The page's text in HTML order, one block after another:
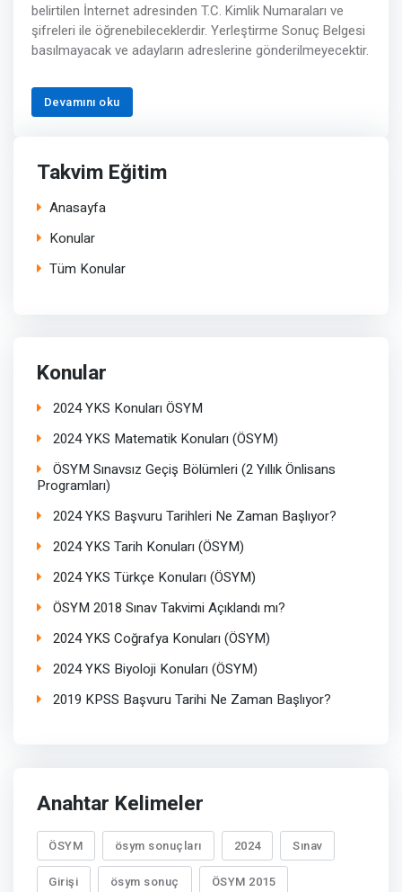
belirtilen İnternet adresinden T.C. Kimlik Numaraları ve
şifreleri ile öğrenebileceklerdir. Yerleştirme Sonuç Belgesi
basılmayacak ve adayların adreslerine gönderilmeyecektir.
Devamını oku
Takvim Eğitim
Anasayfa
Konular
Tüm Konular
Konular
2024 YKS Konuları ÖSYM
2024 YKS Matematik Konuları (ÖSYM)
ÖSYM Sınavsız Geçiş Bölümleri (2 Yıllık Önlisans
Programları)
2024 YKS Başvuru Tarihleri Ne Zaman Başlıyor?
2024 YKS Tarih Konuları (ÖSYM)
2024 YKS Türkçe Konuları (ÖSYM)
ÖSYM 2018 Sınav Takvimi Açıklandı mı?
2024 YKS Coğrafya Konuları (ÖSYM)
2024 YKS Biyoloji Konuları (ÖSYM)
2019 KPSS Başvuru Tarihi Ne Zaman Başlıyor?
Anahtar Kelimeler
ÖSYM ösym sonuçları 2024 Sınav
Girişi ösym sonuç ÖSYM 2015